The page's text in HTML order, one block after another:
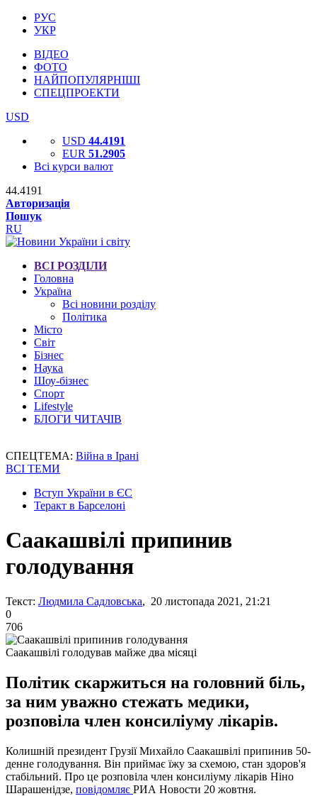
РУС
УКР
ВІДЕО
ФОТО
НАЙПОПУЛЯРНІШІ
СПЕЦПРОЕКТИ
USD
USD 44.4191
EUR 51.2905
Всі курси валют
44.4191
Авторизація
Пошук
RU
ВСІ РОЗДІЛИ
Головна
Україна
Всі новини розділу
Політика
Місто
Світ
Бізнес
Наука
Шоу-бізнес
Спорт
Lifestyle
БЛОГИ ЧИТАЧІВ
СПЕЦТЕМА: Війна в Ірані
ВСІ ТЕМИ
Вступ України в ЄС
Теракт в Барселоні
Саакашвілі припинив
голодування
Текст: Людмила Садловська, 20 листопада 2021, 21:21
0
706
Саакашвілі голодував майже два місяці
Політик скаржиться на головний біль,
за ним уважно стежать медики,
розповіла член консиліуму лікарів.
Колишній президент Грузії Михайло Саакашвілі припинив 50-
денне голодування. Він приймає їжу за схемою, стан здоров'я
стабільний. Про це розповіла член консиліуму лікарів Ніно
Шарашенідзе, повідомляє РИА Новости 20 жовтня.